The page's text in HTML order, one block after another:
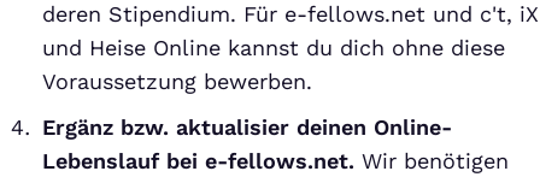
deren Stipendium. Für e-fellows.net und c't, iX
und Heise Online kannst du dich ohne diese
Voraussetzung bewerben.
Ergänz bzw. aktualisier deinen Online-
Lebenslauf bei e-fellows.net. Wir benötigen